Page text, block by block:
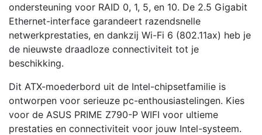
ondersteuning voor RAID 0, 1, 5, en 10. De 2.5 Gigabit
Ethernet-interface garandeert razendsnelle
netwerkprestaties, en dankzij Wi-Fi 6 (802.11ax) heb je
de nieuwste draadloze connectiviteit tot je
beschikking.
Dit ATX-moederbord uit de Intel-chipsetfamilie is
ontworpen voor serieuze pc-enthousiastelingen. Kies
voor de ASUS PRIME Z790-P WIFI voor ultieme
prestaties en connectiviteit voor jouw Intel-systeem.